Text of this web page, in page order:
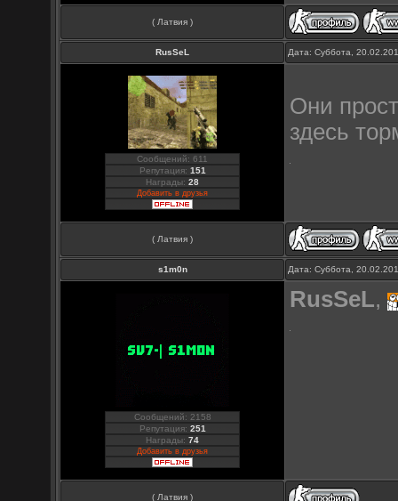
( Латвия )
RusSeL Дата: Суббота,
Сообщений: 611
Репутация: 151
Награды:28
Добавить в друзья
Они
здесь
( Латвия )
s1m0n Дата: Суббота,
Сообщений: 2158
Репутация: 251
Награды:74
Добавить в друзья
RusSeL,
( Латвия )